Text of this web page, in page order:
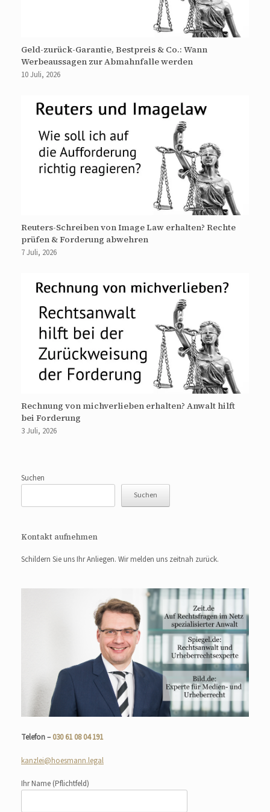
Geld-zurück-Garantie, Bestpreis & Co.: Wann
Werbeaussagen zur Abmahnfalle werden
10 Juli, 2026
Reuters-Schreiben von Image Law erhalten? Rechte
prüfen & Forderung abwehren
7 Juli, 2026
Rechnung von michverlieben erhalten? Anwalt hilft
bei Forderung
3 Juli, 2026
Suchen
Suchen
Kontakt aufnehmen
Schildern Sie uns Ihr Anliegen. Wir melden uns zeitnah zurück.
Telefon –030 61 08 04 191
kanzlei@hoesmann.legal
Ihr Name (Pflichtfeld)